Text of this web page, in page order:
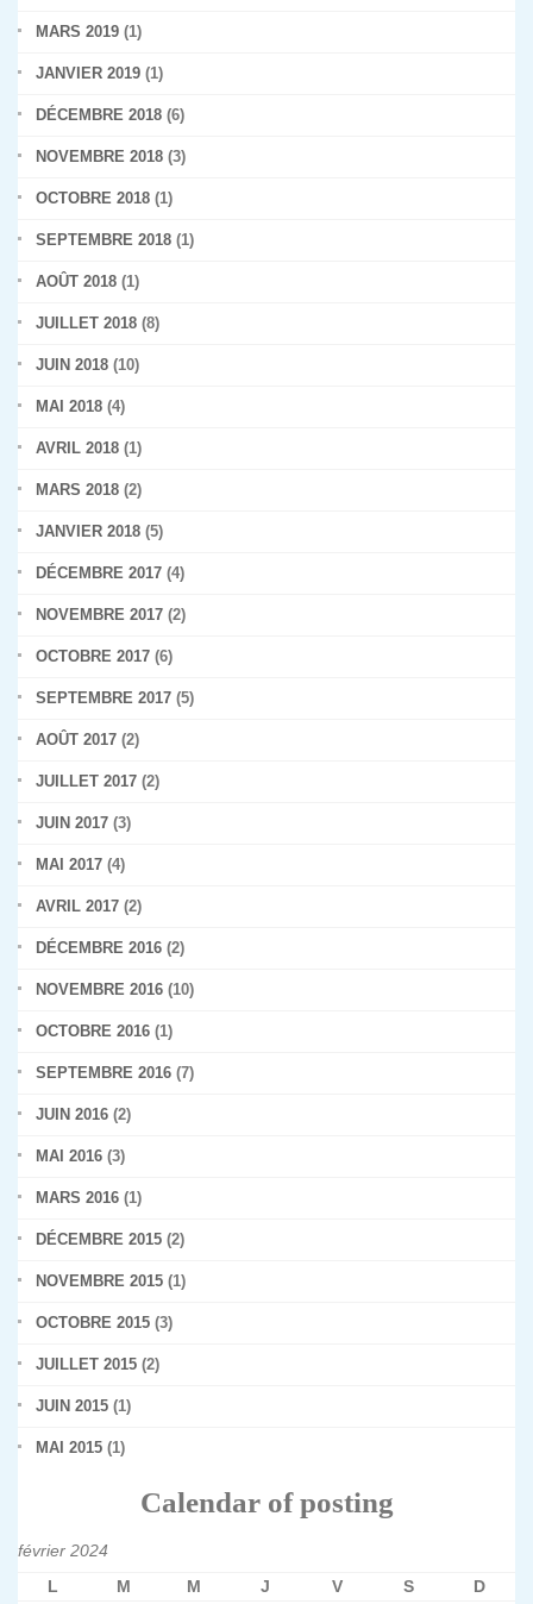
MARS 2019 (1)
JANVIER 2019 (1)
DÉCEMBRE 2018 (6)
NOVEMBRE 2018 (3)
OCTOBRE 2018 (1)
SEPTEMBRE 2018 (1)
AOÛT 2018 (1)
JUILLET 2018 (8)
JUIN 2018 (10)
MAI 2018 (4)
AVRIL 2018 (1)
MARS 2018 (2)
JANVIER 2018 (5)
DÉCEMBRE 2017 (4)
NOVEMBRE 2017 (2)
OCTOBRE 2017 (6)
SEPTEMBRE 2017 (5)
AOÛT 2017 (2)
JUILLET 2017 (2)
JUIN 2017 (3)
MAI 2017 (4)
AVRIL 2017 (2)
DÉCEMBRE 2016 (2)
NOVEMBRE 2016 (10)
OCTOBRE 2016 (1)
SEPTEMBRE 2016 (7)
JUIN 2016 (2)
MAI 2016 (3)
MARS 2016 (1)
DÉCEMBRE 2015 (2)
NOVEMBRE 2015 (1)
OCTOBRE 2015 (3)
JUILLET 2015 (2)
JUIN 2015 (1)
MAI 2015 (1)
Calendar of posting
février 2024
L
M M J V S D